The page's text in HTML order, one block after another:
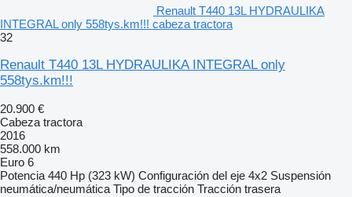
Renault T440 13L HYDRAULIKA
INTEGRAL only 558tys.km!!! cabeza tractora
32
Renault T440 13L HYDRAULIKA INTEGRAL only
558tys.km!!!
20.900 €
Cabeza tractora
2016
558.000 km
Euro 6
Potencia 440 Hp (323 kW) Configuración del eje 4x2 Suspensión
neumática/neumática Tipo de tracción Tracción trasera